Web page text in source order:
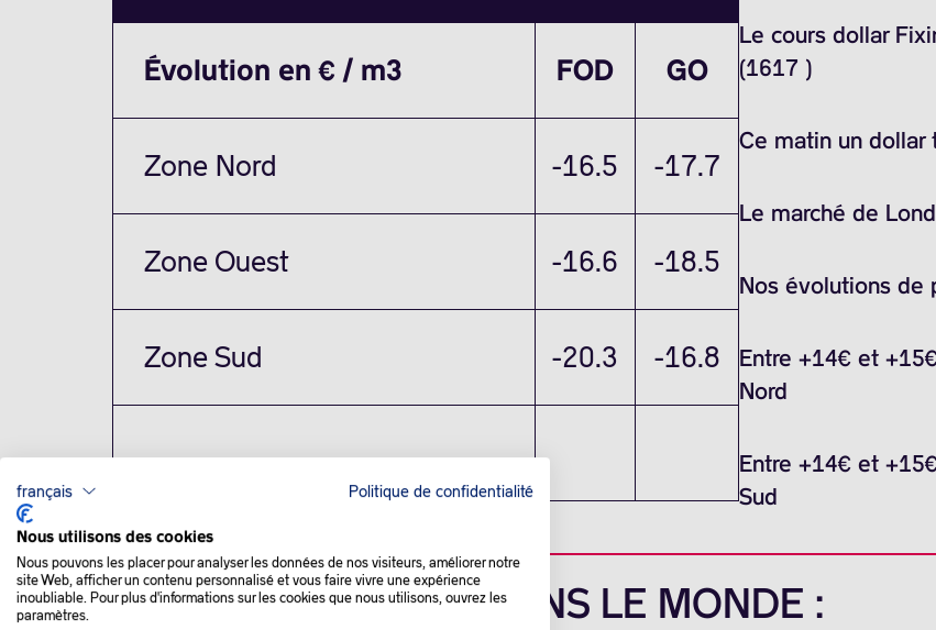
Évolution en € / m3 FOD GO
Zone Nord -16.5 -17.7
Zone Ouest -16.6 -18.5
Zone Sud -20.3 -16.8
Le cours dollar
(1617 )
Ce matin un dollar
Le marché de
Nos évolutions de
Entre +14€ et
Nord
Entre +14€ et
Sud
QUE SE PASSE-T-IL DANS LE MONDE :
français Politique de confidentialité
Nous utilisons des cookies
Nous pouvons les placer pour analyser les données de nos visiteurs, améliorer notre
site Web, afficher un contenu personnalisé et vous faire vivre une expérience
inoubliable. Pour plus d'informations sur les cookies que nous utilisons, ouvrez les
paramètres.